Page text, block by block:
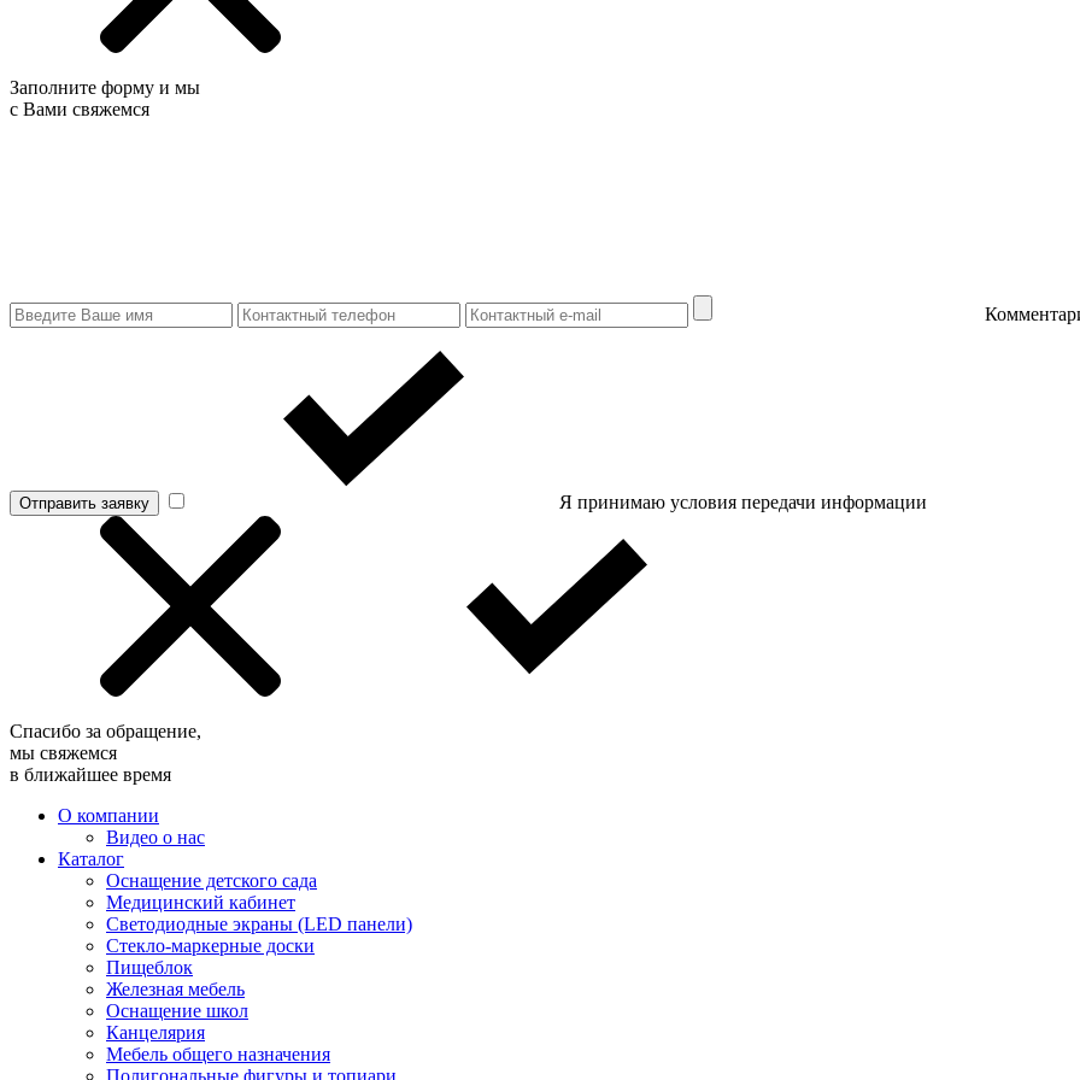
Заполните форму и мы
с Вами свяжемся
Отправить заявку Я принимаю условия передачи информации
Спасибо за обращение,
мы свяжемся
в ближайшее время
О компании
Видео о нас
Каталог
Оснащение детского сада
Медицинский кабинет
Светодиодные экраны (LED панели)
Стекло-маркерные доски
Пищеблок
Железная мебель
Оснащение школ
Канцелярия
Мебель общего назначения